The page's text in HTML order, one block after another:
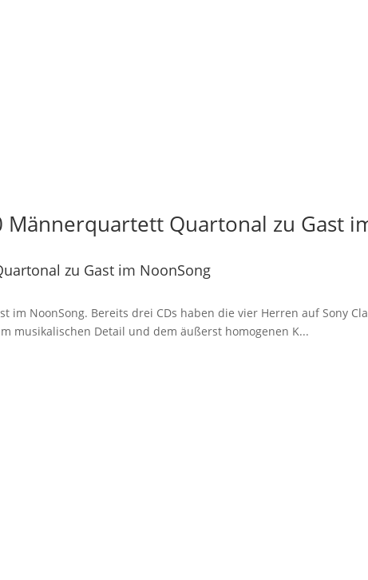
Männerquartett Quartonal zu Gast
zu Gast im NoonSong
NoonSong. Bereits drei CDs haben die vier Herren auf Sony
musikalischen Detail und dem äußerst homogenen K...